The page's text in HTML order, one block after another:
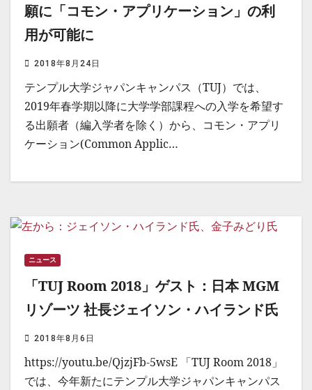
願に「コモン・アプリケーション」の利
用が可能に
2018年8月24日
テンプル大学ジャパンキャンパス（TUJ）では、
2019年春学期以降に大学学部課程への入学を希望す
る出願者（編入学者を除く）から、コモン・アプリ
ケーション(Common Applic…
ニュース
「TUJ Room 2018」ゲスト：日本 MGM
リゾーツ 社長ジェイソン・ハイランド氏
2018年8月6日
https://youtu.be/QjzjFb-5wsE 「TUJ Room 2018」
では、今年新たにテンプル大学ジャパンキャンパス